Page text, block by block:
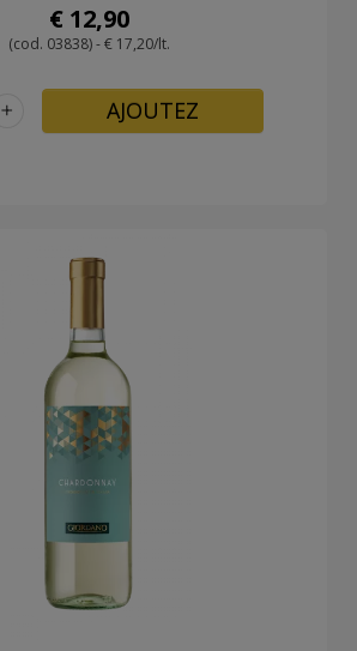
€ 12,90
(cod. 03838) - € 17,20/lt.
+ AJOUTEZ